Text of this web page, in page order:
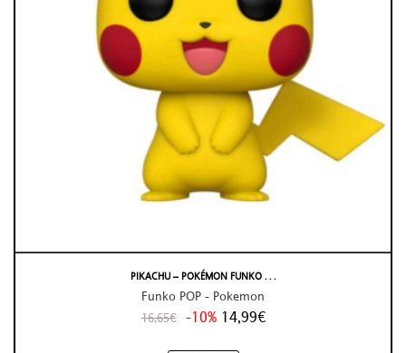
PIKACHU – POKÉMON FUNKO . . .
Funko POP - Pokemon
16,65€ -10% 14,99€